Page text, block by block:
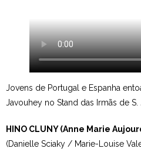
Ética e Compliance
Jovens de Portugal e Espanha
Javouhey no Stand das Irmãs de S.
HINO CLUNY (Anne Marie
(Danielle Sciaky / Marie-Louise